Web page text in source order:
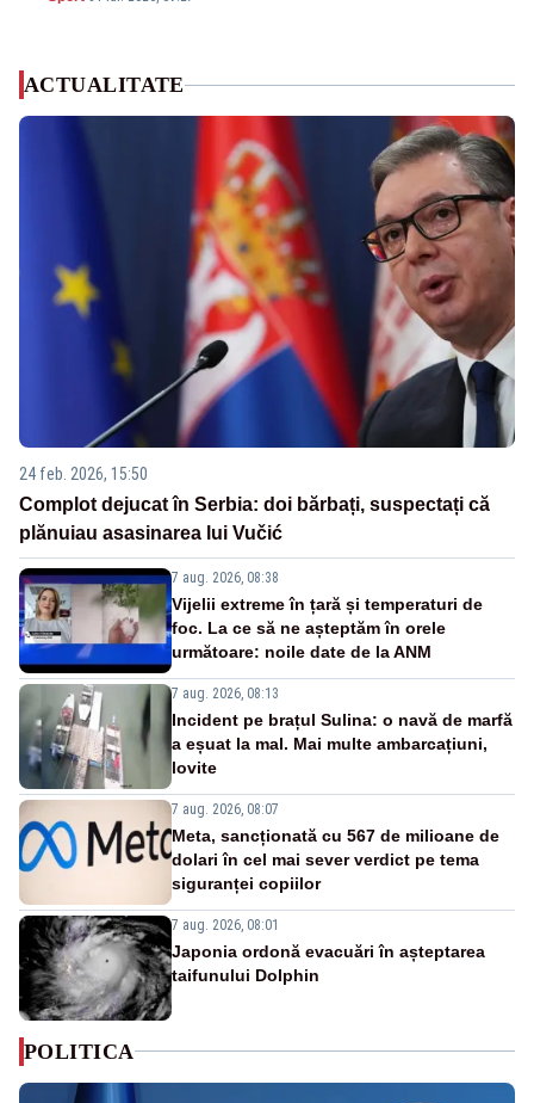
ACTUALITATE
24 feb. 2026, 15:50
Complot dejucat în Serbia: doi bărbați, suspectați că
plănuiau asasinarea lui Vučić
7 aug. 2026, 08:38
Vijelii extreme în țară și temperaturi de
foc. La ce să ne așteptăm în orele
următoare: noile date de la ANM
7 aug. 2026, 08:13
Incident pe brațul Sulina: o navă de marfă
a eșuat la mal. Mai multe ambarcațiuni,
lovite
7 aug. 2026, 08:07
Meta, sancționată cu 567 de milioane de
dolari în cel mai sever verdict pe tema
siguranței copiilor
7 aug. 2026, 08:01
Japonia ordonă evacuări în așteptarea
taifunului Dolphin
POLITICA